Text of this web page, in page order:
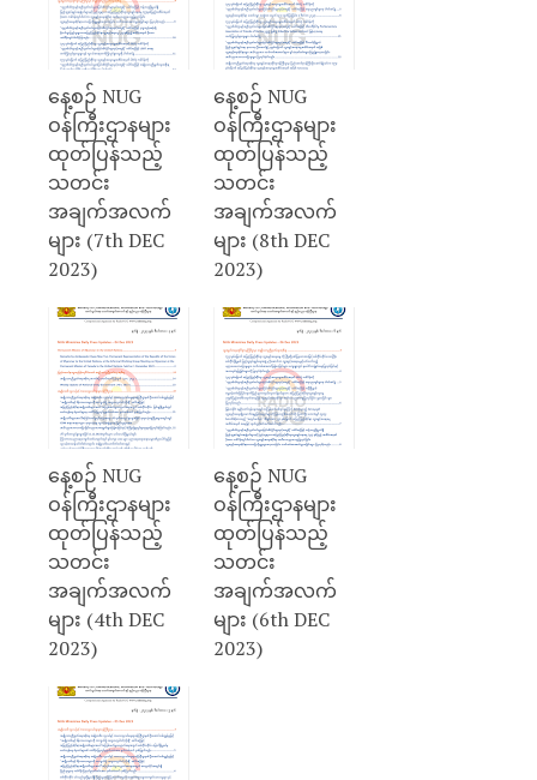
နေ့စဉ် NUG
ဝန်ကြီးဌာနများ
ထုတ်ပြန်သည့်
သတင်း
အချက်အလက်
များ (7th DEC
2023)
နေ့စဉ် NUG
ဝန်ကြီးဌာနများ
ထုတ်ပြန်သည့်
သတင်း
အချက်အလက်
များ (8th DEC
2023)
နေ့စဉ် NUG
ဝန်ကြီးဌာနများ
ထုတ်ပြန်သည့်
သတင်း
အချက်အလက်
များ (4th DEC
2023)
နေ့စဉ် NUG
ဝန်ကြီးဌာနများ
ထုတ်ပြန်သည့်
သတင်း
အချက်အလက်
များ (6th DEC
2023)